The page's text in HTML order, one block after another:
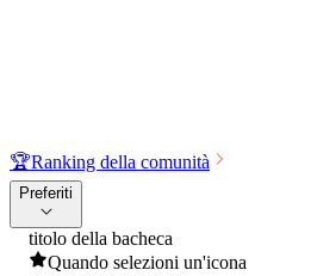
🏆Ranking della comunità
Preferiti
titolo della bacheca
Quando selezioni un'icona